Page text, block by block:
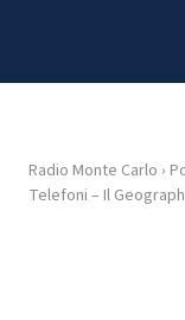
HOME
Radio Monte Carlo ›
Telefoni – Il